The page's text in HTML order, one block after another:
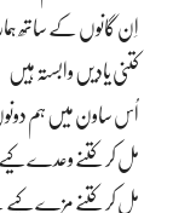
اِن گانوں کے ساتھ
کتنی یادیں وابستہ ہیں
اُس ساون میں ہم
مل کر کتنے وعدے
مل کر کتنے مزے کیے